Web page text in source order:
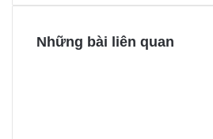
Những bài liên quan